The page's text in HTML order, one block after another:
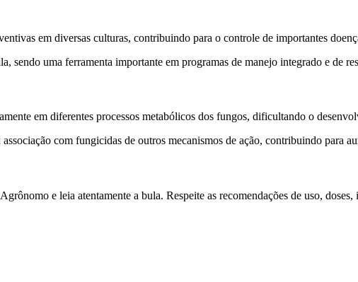
em diversas culturas, contribuindo para o controle de importantes
sendo uma ferramenta importante em programas de manejo integrado e de
em diferentes processos metabólicos dos fungos, dificultando o
com fungicidas de outros mecanismos de ação, contribuindo para
e leia atentamente a bula. Respeite as recomendações de uso,